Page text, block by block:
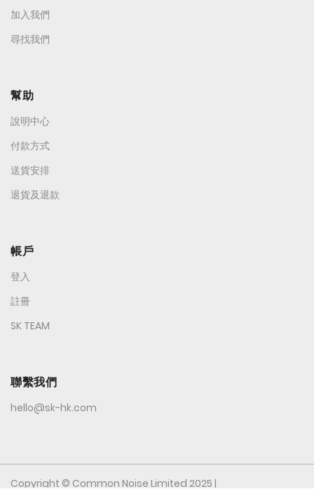
加入我們
尋找我們
幫助
說明中心
付款方式
送貨安排
退貨及退款
帳戶
登入
註冊
SK TEAM
聯繫我們
hello@sk-hk.com
Copyright © Common Noise Limited 2025 |